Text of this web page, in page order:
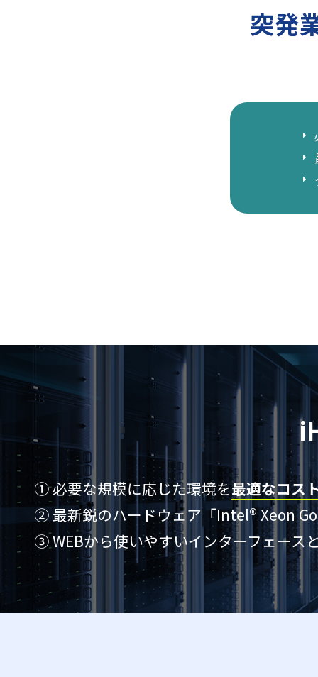
突発
① 必要な規模に応じた環境を最適なコス
② 最新鋭のハードウェア「Intel® Xeon
③ WEBから使いやすいインターフェース